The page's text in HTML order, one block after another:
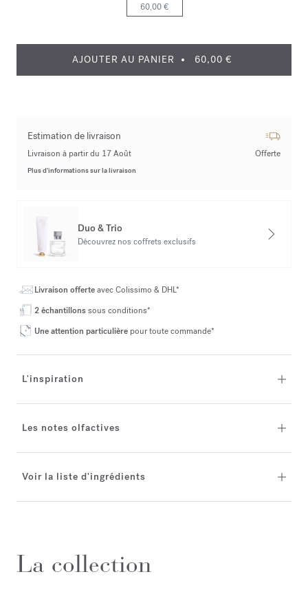
60,00 €
AJOUTER AU PANIER 60,00 €
Estimation de livraison
Livraison à partir du 17 Août Offerte
Plus d’informations sur la livraison
Duo & Trio
Découvrez nos coffrets exclusifs
Livraison offerteavec Colissimo & DHL*
2 échantillonssous conditions*
Une attention particulière pour toute commande*
L'inspiration
Les notes olfactives
Voir la liste d'ingrédients
La collection